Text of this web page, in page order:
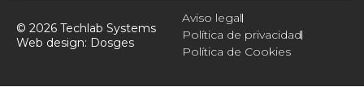
© 2026 Techlab Systems
Web design: Dosges
Aviso legal
Política de privacidad
Política de Cookies